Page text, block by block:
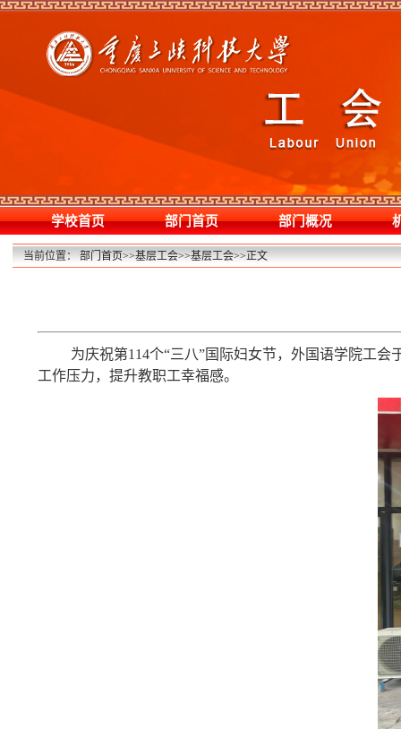
学校首页 部门首页 部门概况
当前位置：部门首页>>基层工会>>基层工会>>正文
为庆祝第114个“三八”国际妇女节，外国语学院工
工作压力，提升教职工幸福感。